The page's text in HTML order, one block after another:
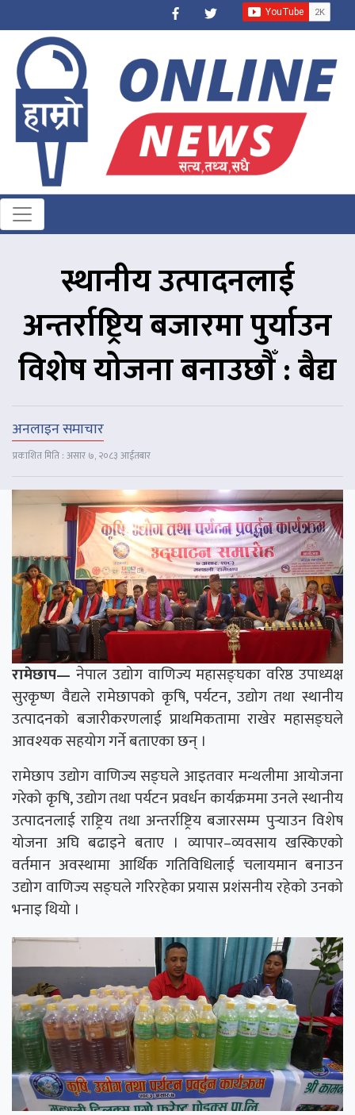
स्थानीय उत्पादनलाई
अन्तर्राष्ट्रिय बजारमा पुर्याउन
विशेष योजना बनाउछाैँ : बैद्य
अनलाइन समाचार
प्रकाशित मिति : असार ७, २०८३ आईतबार
रामेछाप— नेपाल उद्योग वाणिज्य महासङ्घका वरिष्ठ उपाध्यक्ष
सुरकृष्ण वैद्यले रामेछापको कृषि, पर्यटन, उद्योग तथा स्थानीय
उत्पादनको बजारीकरणलाई प्राथमिकतामा राखेर महासङ्घले
आवश्यक सहयोग गर्ने बताएका छन् ।
रामेछाप उद्योग वाणिज्य सङ्घले आइतवार मन्थलीमा आयोजना
गरेको कृषि, उद्योग तथा पर्यटन प्रवर्धन कार्यक्रममा उनले स्थानीय
उत्पादनलाई राष्ट्रिय तथा अन्तर्राष्ट्रिय बजारसम्म पुर्‍याउन विशेष
योजना अघि बढाइने बताए । व्यापार–व्यवसाय खस्किएको
वर्तमान अवस्थामा आर्थिक गतिविधिलाई चलायमान बनाउन
उद्योग वाणिज्य सङ्घले गरिरहेका प्रयास प्रशंसनीय रहेको उनको
भनाइ थियो ।